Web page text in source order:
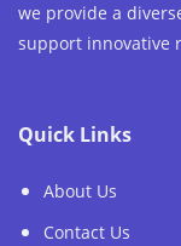
we provide a
support innovative
Quick Links
About Us
Contact Us